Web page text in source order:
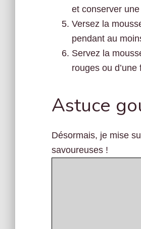
et conserver
Versez la
pendant au
Servez la
rouges ou
Astuce
Désormais, je mise
savoureuses !